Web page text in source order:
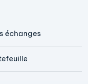
échanges